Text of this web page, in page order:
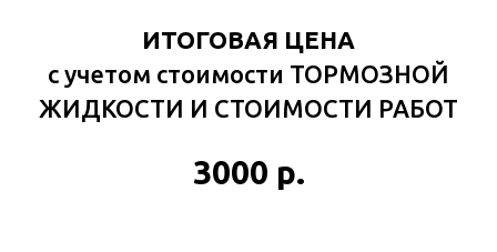
ИТОГОВАЯ ЦЕНА
с учетом стоимости ТОРМОЗНОЙ
ЖИДКОСТИ И СТОИМОСТИ РАБОТ
3000 р.
АКЦИЯ! ТОЛЬКО С
15 СЕНТЯБРЯ ДО
НА РАБОТЫ -50%